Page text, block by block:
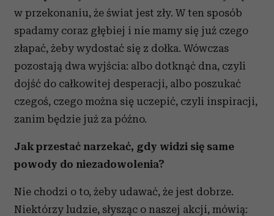
w przekonaniu, że świat jest zły. W ten sposób
spadamy coraz głębiej i nie mamy się już czego
złapać, żeby wydostać się z dołka. Wówczas
pozostają dwa wyjścia: albo dotknąć dna, czyli
dojść do całkowitej desperacji, albo poszukać
czegoś, czego można się uczepić, czyli inspiracji,
zanim będzie już za późno.
Jak przestać narzekać, gdy widzi się same
powody do niezadowolenia?
Nie chodzi o to, żeby udawać, że jest dobrze.
Niektórzy ludzie, słysząc o naszej akcji, mówią: